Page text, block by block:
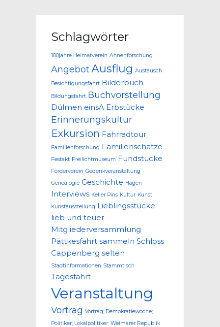
Schlagwörter
100jahre Heimatverein Ahnenforschung
AngebotAusflug Austausch
Besichtigungsfahrt Bilderbuch
Bildungsfahrt Buchvorstellung
Dülmen einsA Erbstücke
Erinnerungskultur
Exkursion Fahrradtour
Familienforschung Familienschätze
Festakt Freilichtmuseum Fundstücke
Förderverein Gedenkveranstaltung
Genealogie Geschichte Hagen
Interviews Keller Pins Kultur Kunst
Kunstausstellung Lieblingsstücke
lieb und teuer
Mitgliederversammlung
Pättkesfahrt sammeln Schloss
Cappenberg selten
Stadtinformationen Stammtisch
Tagesfahrt
Veranstaltung
Vortrag Vortrag; Demokratiewoche;
Politiker; Lokalpolitiker; Weimarer Republik